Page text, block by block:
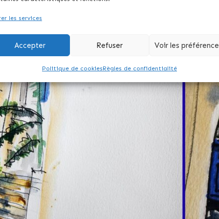
les services
Accepter Refuser Voir les
Politique de cookiesRègles de confidentialité